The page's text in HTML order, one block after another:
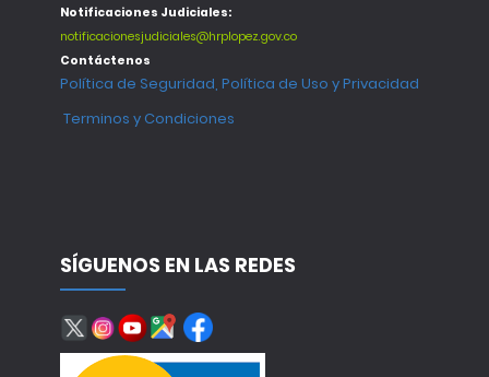
Notificaciones Judiciales:
notificacionesjudiciales@hrplopez.gov.co
Contáctenos
Política de Seguridad, Política de Uso y Privacidad
Terminos y Condiciones
SÍGUENOS EN LAS REDES